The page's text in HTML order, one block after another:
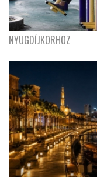
NYUGDÍJKORHOZ